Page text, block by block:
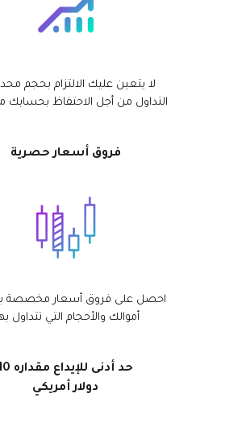
لا يتعين عليك الالتزام بحجم
التداول من أجل الاحتفاظ بحسابك
فروق أسعار حصرية
احصل على فروق أسعار مخصصة
أموالك والأحجام التي تتداول
حد أدنى للإيداع
دولار أمريكي